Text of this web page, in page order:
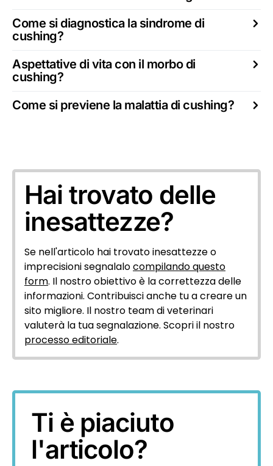
Come si diagnostica la sindrome di
cushing?
Aspettative di vita con il morbo di
cushing?
Come si previene la malattia di cushing?
Hai trovato delle
inesattezze?
Se nell'articolo hai trovato inesattezze o
imprecisioni segnalalocompilando questo
form. Il nostro obiettivo è la correttezza delle
informazioni. Contribuisci anche tu a creare un
sito migliore. Il nostro team di veterinari
valuterà la tua segnalazione. Scopri il nostro
processo editoriale.
Ti è piaciuto
l'articolo?